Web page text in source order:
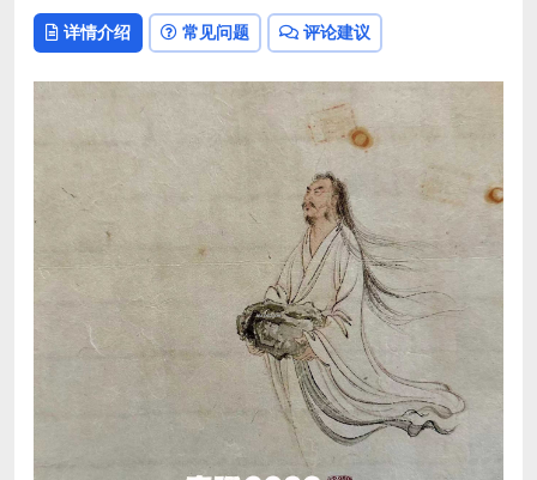
详情介绍 常见问题 评论建议